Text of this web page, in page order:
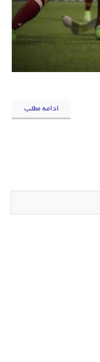
ادامه مطلب